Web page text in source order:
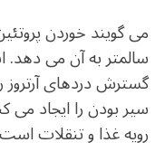
می گویند خوردن
سالمتر به آن می دهد.
گسترش دردهای آرتروز
سیر بودن را ایجاد
رویه غذا و تنقلات